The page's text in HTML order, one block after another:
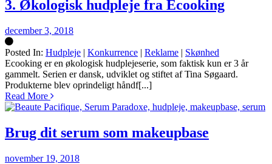
3. Økologisk hudpleje fra Ecooking
december 3, 2018
Posted In: Hudpleje | Konkurrence | Reklame | Skønhed
Silke
Ecooking er en økologisk hudplejeserie, som faktisk kun er 3 år
gammelt. Serien er dansk, udviklet og stiftet af Tina Søgaard.
Produkterne blev oprindeligt håndf[...]
Read More
Brug dit serum som makeupbase
november 19, 2018